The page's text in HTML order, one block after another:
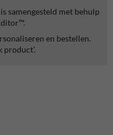
samengesteld met behulp
en bestellen.
product'.